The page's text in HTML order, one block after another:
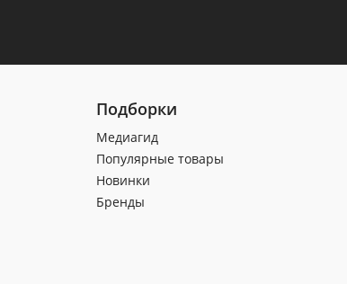
Подборки
Медиагид
Популярные товары
Новинки
Бренды